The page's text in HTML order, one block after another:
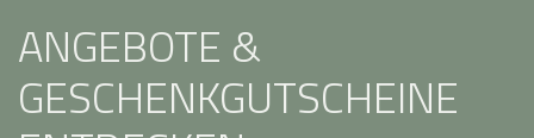
ANGEBOTE &
GESCHENKGUTSCHEINE